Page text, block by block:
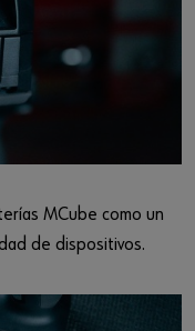
MCube como un
de dispositivos.